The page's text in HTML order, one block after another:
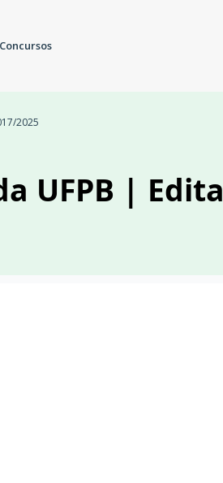
Concursos
2025
UFPB |